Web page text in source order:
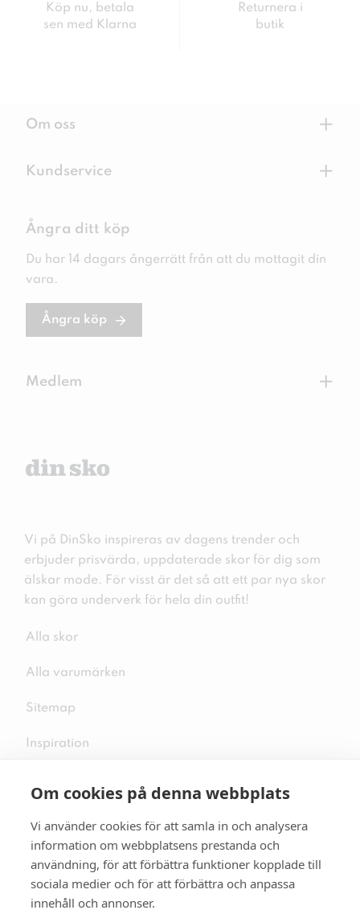
Om cookies på denna webbplats
Vi använder cookies för att samla in och analysera
information om webbplatsens prestanda och
användning, för att förbättra funktioner kopplade till
sociala medier och för att förbättra och anpassa
innehåll och annonser.
Köp nu, betala
sen med Klarna
Returnera i
butik
Om oss +
Kundservice +
Ångra ditt köp
Du har 14 dagars ångerrätt från att du mottagit din
vara.
Ångra köp
Medlem +
Vi på DinSko inspireras av dagens trender och
erbjuder prisvärda, uppdaterade skor för dig som
älskar mode. För visst är det så att ett par nya skor
kan göra underverk för hela din outfit!
Alla skor
Alla varumärken
Sitemap
Inspiration
Följ oss på sociala medier